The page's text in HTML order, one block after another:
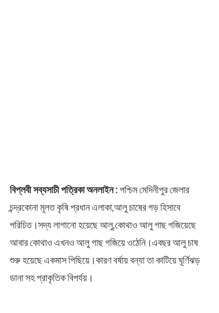
বিপ্লবী সব্যসাচী পত্রিকা অনলাইন : পশ্চিম মেদিনীপুর জেলার
চন্দ্রকোনা মূলত কৃষি প্রধান এলাকা,আলু চাষের গড় হিসাবে
পরিচিত।সদ্য লাগানো হয়েছে আলু,কোথাও আলু গাছ গজিয়েছে
আবার কোথাও এখনও আলু গাছ গজিয়ে ওঠেনি।এবছর আলু চাষ
শুরু হয়েছে একমাস পিছিয়ে।কারণ বর্ষায় বন্যা তা কাটিয়ে ঘূর্ণিঝড়
ডানা সহ প্রাকৃতিক বিপর্যয়।